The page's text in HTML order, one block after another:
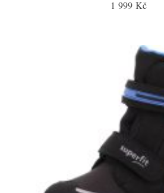
1 999 Kč